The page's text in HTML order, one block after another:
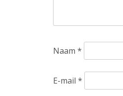
Naam *
E-mail *